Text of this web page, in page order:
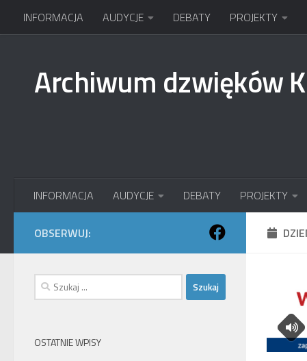
Przejdź do treści
INFORMACJA AUDYCJE DEBATY PROJEKTY
Archiwum dzwięków
INFORMACJA AUDYCJE DEBATY PROJEKTY
OBSERWUJ:
Szukaj:
OSTATNIE WPISY